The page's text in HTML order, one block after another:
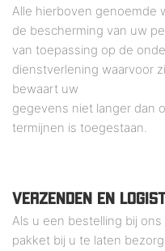
Alle hierboven genoemde
de bescherming van uw
van toepassing op de
dienstverlening waarvoor
bewaart uw
gegevens niet langer dan
termijnen is toegestaan.
VERZENDEN EN
Als u een bestelling bij
pakket bij u te laten